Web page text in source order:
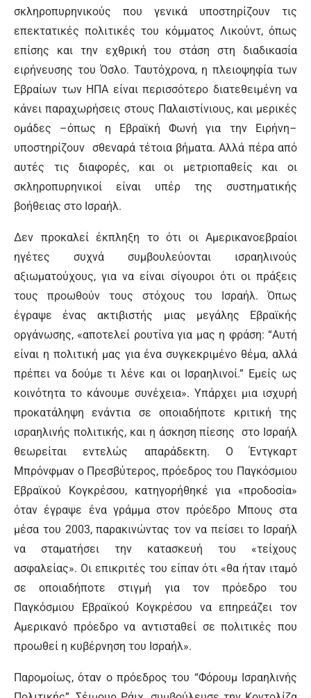
σκληροπυρηνικούς που γενικά υποστηρίζουν τις
επεκτατικές πολιτικές του κόμματος Λικούντ, όπως
επίσης και την εχθρική του στάση στη διαδικασία
ειρήνευσης του Όσλο. Ταυτόχρονα, η πλειοψηφία των
Εβραίων των ΗΠΑ είναι περισσότερο διατεθειμένη να
κάνει παραχωρήσεις στους Παλαιστίνιους, και μερικές
ομάδες –όπως η Εβραϊκή Φωνή για την Ειρήνη–
υποστηρίζουν σθεναρά τέτοια βήματα. Αλλά πέρα από
αυτές τις διαφορές, και οι μετριοπαθείς και οι
σκληροπυρηνικοί είναι υπέρ της συστηματικής
βοήθειας στο Ισραήλ.
Δεν προκαλεί έκπληξη το ότι οι Αμερικανοεβραίοι
ηγέτες συχνά συμβουλεύονται ισραηλινούς
αξιωματούχους, για να είναι σίγουροι ότι οι πράξεις
τους προωθούν τους στόχους του Ισραήλ. Όπως
έγραψε ένας ακτιβιστής μιας μεγάλης Εβραϊκής
οργάνωσης, «αποτελεί ρουτίνα για μας η φράση: “Αυτή
είναι η πολιτική μας για ένα συγκεκριμένο θέμα, αλλά
πρέπει να δούμε τι λένε και οι Ισραηλινοί.” Εμείς ως
κοινότητα το κάνουμε συνέχεια». Υπάρχει μια ισχυρή
προκατάληψη ενάντια σε οποιαδήποτε κριτική της
ισραηλινής πολιτικής, και η άσκηση πίεσης στο Ισραήλ
θεωρείται εντελώς απαράδεκτη. Ο Έντγκαρτ
Μπρόνφμαν ο Πρεσβύτερος, πρόεδρος του Παγκόσμιου
Εβραϊκού Κογκρέσου, κατηγορήθηκέ για «προδοσία»
όταν έγραψε ένα γράμμα στον πρόεδρο Μπους στα
μέσα του 2003, παρακινώντας τον να πείσει το Ισραήλ
να σταματήσει την κατασκευή του «τείχους
ασφαλείας». Οι επικριτές του είπαν ότι «θα ήταν ιταμό
σε οποιαδήποτε στιγμή για τον πρόεδρο του
Παγκόσμιου Εβραϊκού Κογκρέσου να επηρεάζει τον
Αμερικανό πρόεδρο να αντισταθεί σε πολιτικές που
προωθεί η κυβέρνηση του Ισραήλ».
Παρομοίως, όταν ο πρόεδρος του “Φόρουμ Ισραηλινής